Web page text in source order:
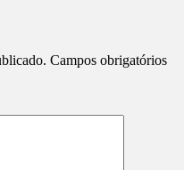
Campos obrigatórios